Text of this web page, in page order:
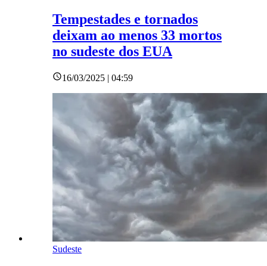
Tempestades e tornados
deixam ao menos 33 mortos
no sudeste dos EUA
16/03/2025 | 04:59
Sudeste